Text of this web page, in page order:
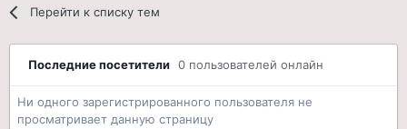
Перейти к списку тем
Последние посетители 0 пользователей онлайн
Ни одного зарегистрированного пользователя не
просматривает данную страницу